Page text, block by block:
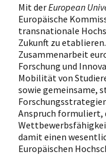
Mit derEuropean
Europäische
transnationale
Zukunft zu
Zusammenarbeit
Forschung und
Mobilität von
sowie gemeinsame,
Anspruch formuliert,
damit einen
Europäischen